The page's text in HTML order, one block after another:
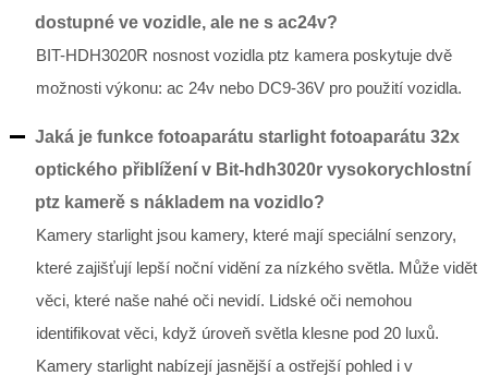
dostupné ve vozidle, ale ne s ac24v?
BIT-HDH3020R nosnost vozidla ptz kamera poskytuje dvě
možnosti výkonu: ac 24v nebo DC9-36V pro použití vozidla.
Jaká je funkce fotoaparátu starlight fotoaparátu 32x
optického přiblížení v Bit-hdh3020r vysokorychlostní
ptz kamerě s nákladem na vozidlo?
Kamery starlight jsou kamery, které mají speciální senzory,
které zajišťují lepší noční vidění za nízkého světla. Může vidět
věci, které naše nahé oči nevidí. Lidské oči nemohou
identifikovat věci, když úroveň světla klesne pod 20 luxů.
Kamery starlight nabízejí jasnější a ostřejší pohled i v